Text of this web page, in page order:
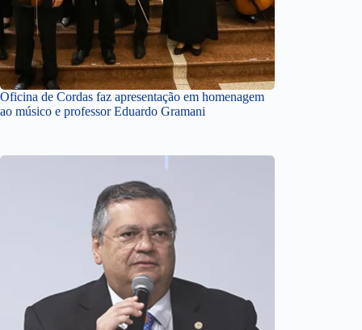
Oficina de Cordas faz apresentação em homenagem
ao músico e professor Eduardo Gramani